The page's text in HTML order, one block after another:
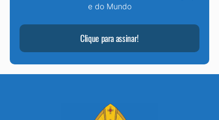
e do Mundo
Clique para assinar!